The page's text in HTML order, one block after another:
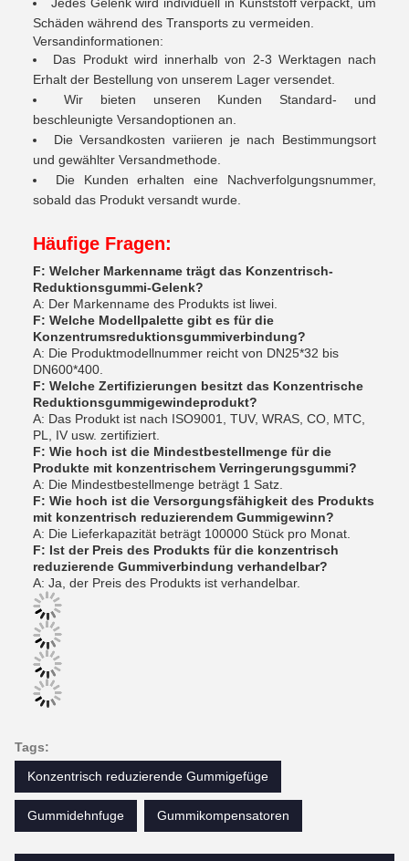
Schäden während des Transports zu vermeiden.
Versandinformationen:
Das Produkt wird innerhalb von 2-3 Werktagen nach
Erhalt der Bestellung von unserem Lager versendet.
Wir bieten unseren Kunden Standard- und
beschleunigte Versandoptionen an.
Die Versandkosten variieren je nach Bestimmungsort
und gewählter Versandmethode.
Die Kunden erhalten eine Nachverfolgungsnummer,
sobald das Produkt versandt wurde.
Häufige Fragen:
F: Welcher Markenname trägt das Konzentrisch-
Reduktionsgummi-Gelenk?
A: Der Markenname des Produkts ist liwei.
F: Welche Modellpalette gibt es für die
Konzentrumsreduktionsgummiverbindung?
A: Die Produktmodellnummer reicht von DN25*32 bis
DN600*400.
F: Welche Zertifizierungen besitzt das Konzentrische
Reduktionsgummigewindeprodukt?
A: Das Produkt ist nach ISO9001, TUV, WRAS, CO, MTC,
PL, IV usw. zertifiziert.
F: Wie hoch ist die Mindestbestellmenge für die
Produkte mit konzentrischem Verringerungsgummi?
A: Die Mindestbestellmenge beträgt 1 Satz.
F: Wie hoch ist die Versorgungsfähigkeit des Produkts
mit konzentrisch reduzierendem Gummigewinn?
A: Die Lieferkapazität beträgt 100000 Stück pro Monat.
F: Ist der Preis des Produkts für die konzentrisch
reduzierende Gummiverbindung verhandelbar?
A: Ja, der Preis des Produkts ist verhandelbar.
Tags:
Konzentrisch reduzierende Gummigefüge
Gummidehnfuge Gummikompensatoren